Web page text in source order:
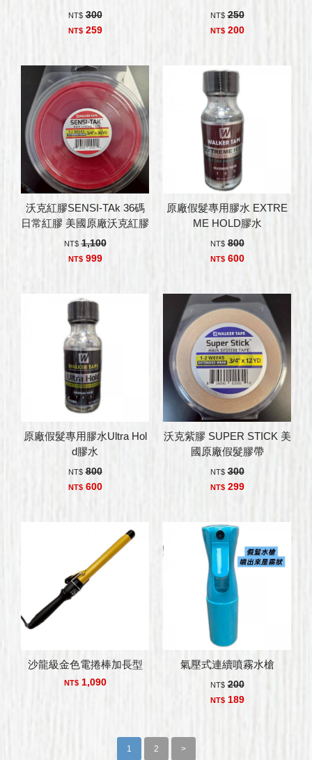
NT$ 300
NT$259
髮膠帶
NT$ 250
NT$200
沃克紅膠SENSI-TAk 36碼
日常紅膠 美國原廠沃克紅膠
NT$ 1,100
NT$999
原廠假髮專用膠水 EXTRE
ME HOLD膠水
NT$ 800
NT$600
原廠假髮專用膠水Ultra Hol
d膠水
NT$ 800
NT$600
沃克紫膠 SUPER STICK 美
國原廠假髮膠帶
NT$ 300
NT$299
沙龍級金色電捲棒加長型
NT$1,090
氣壓式連續噴霧水槍
NT$ 200
NT$189
1 2 >